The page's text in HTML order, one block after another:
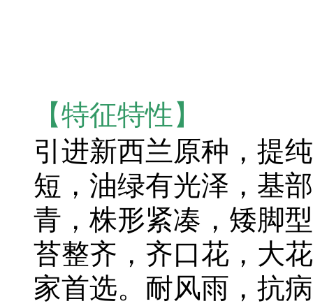
【特征特性】
引进新西兰原种，提
短，油绿有光泽，基
青，株形紧凑，矮脚
苔整齐，齐口花，大
家首选。耐风雨，抗